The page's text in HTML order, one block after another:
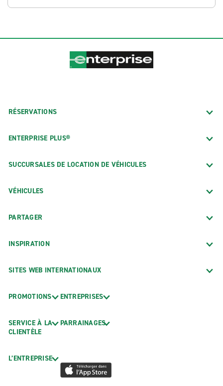
RÉSERVATIONS
ENTERPRISE PLUS®
SUCCURSALES DE LOCATION DE VÉHICULES
VÉHICULES
PARTAGER
INSPIRATION
SITES WEB INTERNATIONAUX
PROMOTIONS
SERVICE À LA
CLIENTÈLE
L’ENTREPRISE
ENTREPRISES
PARRAINAGES